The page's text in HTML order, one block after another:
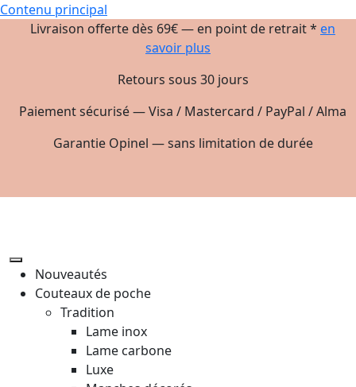
Contenu principal
Livraison offerte dès 69€ — en point de retrait * en
savoir plus
Retours sous 30 jours
Paiement sécurisé — Visa / Mastercard / PayPal / Alma
Garantie Opinel — sans limitation de durée
Nouveautés
Couteaux de poche
Tradition
Lame inox
Lame carbone
Luxe